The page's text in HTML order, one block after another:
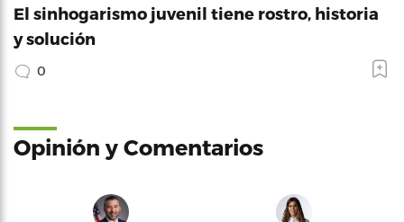
El sinhogarismo juvenil tiene rostro, historia
y solución
0
Opinión y Comentarios